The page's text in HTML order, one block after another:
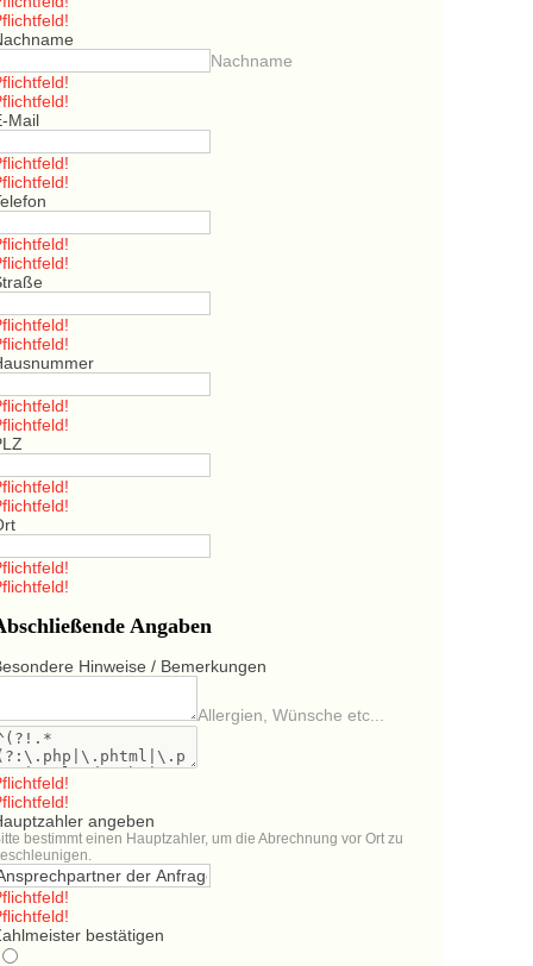
Nachname
Mail
Angaben
Hinweise / Bemerkungen
Allergien, Wünsche etc...
angeben
bestimmt einen Hauptzahler, um die Abrechnung vor Ort zu
bestätigen